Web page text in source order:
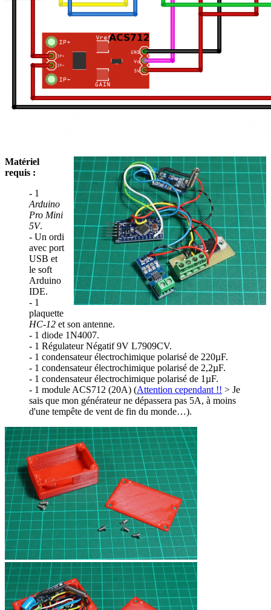
Matériel
requis :
- 1
Arduino
Pro Mini
5V.
- Un ordi
avec port
USB et
le soft
Arduino
IDE.
- 1
plaquette
HC-12 et son antenne.
- 1 diode 1N4007.
- 1 Régulateur Négatif 9V L7909CV.
- 1 condensateur électrochimique polarisé de 220µF.
- 1 condensateur électrochimique polarisé de 2,2µF.
- 1 condensateur électrochimique polarisé de 1µF.
- 1 module ACS712 (20A) (Attention cependant !! > Je
sais que mon générateur ne dépassera pas 5A, à moins
d'une tempête de vent de fin du monde…).